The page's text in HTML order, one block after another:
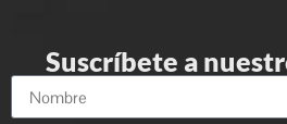
Suscríbete a